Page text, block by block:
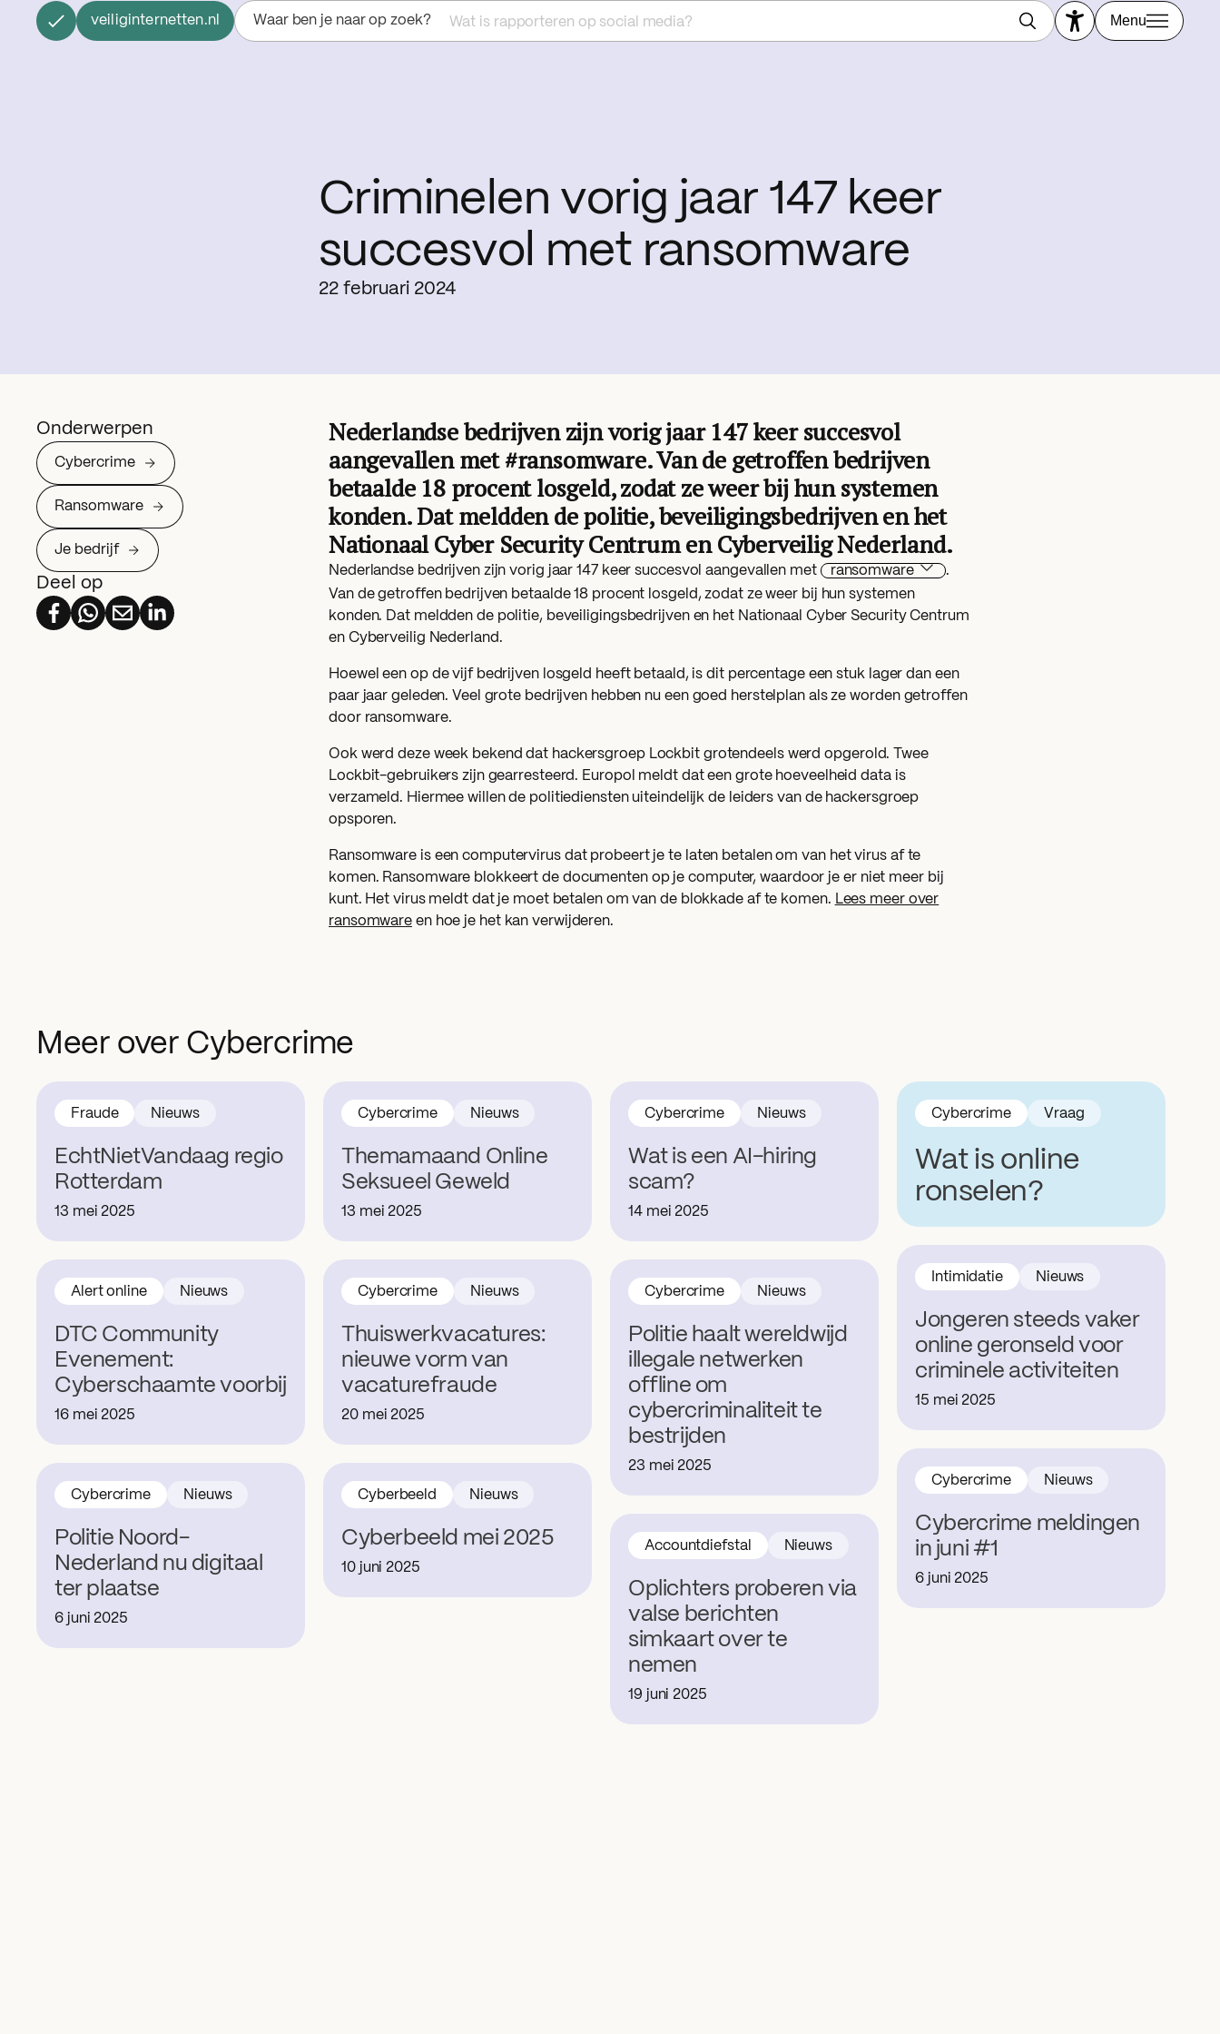
veiliginternetten.nl Waar ben je naar op zoek? Wat is rapporteren op social media? Menu
Criminelen vorig jaar 147 keer
succesvol met ransomware
22 februari 2024
Nederlandse bedrijven zijn vorig jaar 147 keer succesvol
aangevallen met #ransomware. Van de getroffen bedrijven
betaalde 18 procent losgeld, zodat ze weer bij hun systemen
konden. Dat meldden de politie, beveiligingsbedrijven en het
Nationaal Cyber Security Centrum en Cyberveilig Nederland.
Nederlandse bedrijven zijn vorig jaar 147 keer succesvol aangevallen met ransomware
.
Van de getroffen bedrijven betaalde 18 procent losgeld, zodat ze weer bij hun systemen
konden. Dat meldden de politie, beveiligingsbedrijven en het Nationaal Cyber Security Centrum
en Cyberveilig Nederland.
Hoewel een op de vijf bedrijven losgeld heeft betaald, is dit percentage een stuk lager dan een
paar jaar geleden. Veel grote bedrijven hebben nu een goed herstelplan als ze worden getroffen
door ransomware.
Ook werd deze week bekend dat hackersgroep Lockbit grotendeels werd opgerold. Twee
Lockbit-gebruikers zijn gearresteerd. Europol meldt dat een grote hoeveelheid data is
verzameld. Hiermee willen de politiediensten uiteindelijk de leiders van de hackersgroep
opsporen.
Ransomware is een computervirus dat probeert je te laten betalen om van het virus af te
komen. Ransomware blokkeert de documenten op je computer, waardoor je er niet meer bij
kunt. Het virus meldt dat je moet betalen om van de blokkade af te komen. Lees meer over
ransomware en hoe je het kan verwijderen.
Onderwerpen
Cybercrime
Ransomware
Je bedrijf
Deel op
Meer over Cybercrime
EchtNietVandaag regio
Rotterdam
Fraude Nieuws
13 mei 2025
Themamaand Online
Seksueel Geweld
Cybercrime Nieuws
13 mei 2025
Wat is een AI-hiring
scam?
Cybercrime Nieuws
14 mei 2025
Wat is online
ronselen?
Cybercrime Vraag
Jongeren steeds vaker
online geronseld voor
criminele activiteiten
Intimidatie Nieuws
15 mei 2025
DTC Community
Evenement:
Cyberschaamte voorbij
Alert online Nieuws
16 mei 2025
Thuiswerkvacatures:
nieuwe vorm van
vacaturefraude
Cybercrime Nieuws
20 mei 2025
Politie haalt wereldwijd
illegale netwerken
offline om
cybercriminaliteit te
bestrijden
Cybercrime Nieuws
23 mei 2025
Cybercrime meldingen
in juni #1
Cybercrime Nieuws
6 juni 2025
Politie Noord-
Nederland nu digitaal
ter plaatse
Cybercrime Nieuws
6 juni 2025
Cyberbeeld mei 2025
Cyberbeeld Nieuws
10 juni 2025
Oplichters proberen via
valse berichten
simkaart over te
nemen
Accountdiefstal Nieuws
19 juni 2025